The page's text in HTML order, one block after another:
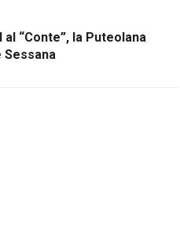
“Conte”, la Puteolana
Sessana